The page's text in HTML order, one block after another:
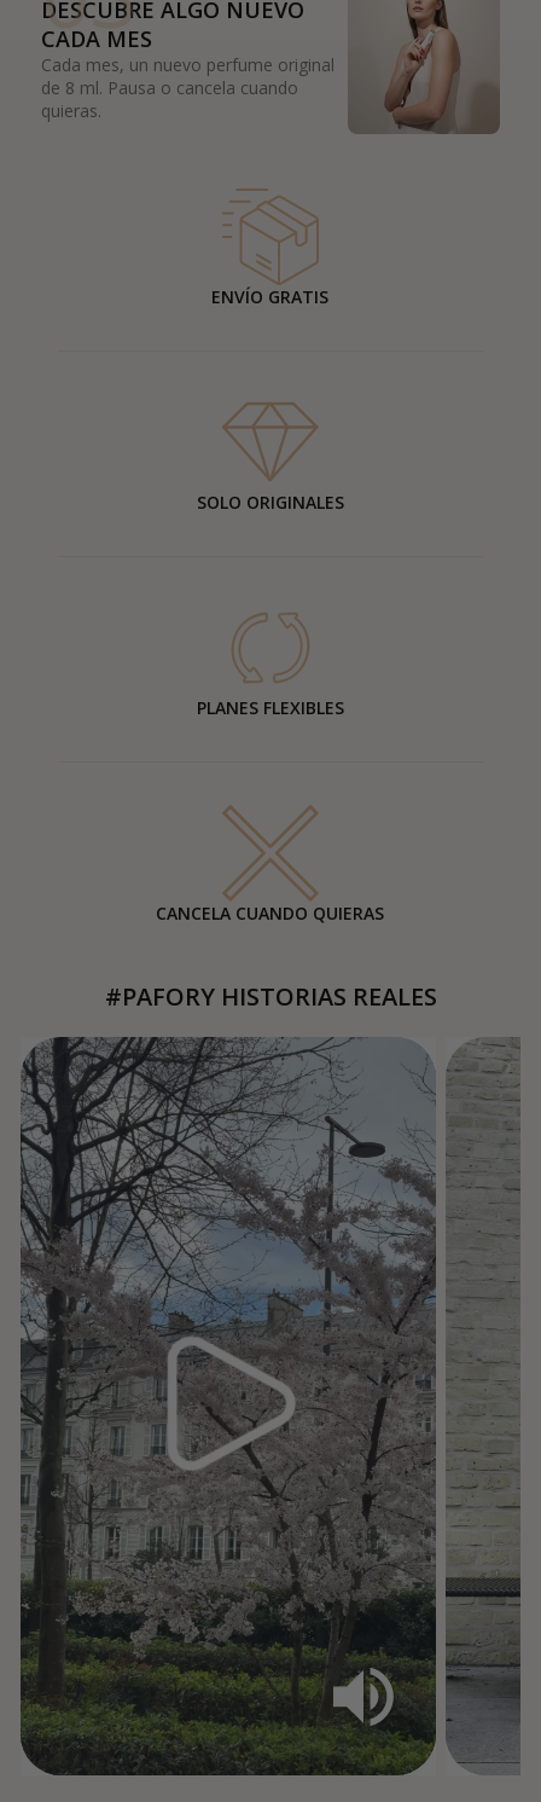
DESCUBRE ALGO NUEVO
CADA MES
Cada mes, un nuevo perfume original
de 8 ml. Pausa o cancela cuando
quieras.
ENVÍO GRATIS
SOLO ORIGINALES
PLANES FLEXIBLES
CANCELA CUANDO QUIERAS
#PAFORY HISTORIAS REALES